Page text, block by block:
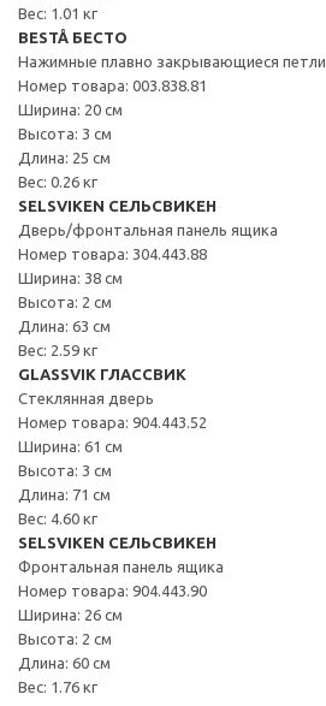
Вес: 1.01 кг
BESTÅ БЕСТО
Нажимные плавно закрывающиеся петли
Номер товара: 003.838.81
Ширина: 20 см
Высота: 3 см
Длина: 25 см
Вес: 0.26 кг
SELSVIKEN СЕЛЬСВИКЕН
Дверь/фронтальная панель ящика
Номер товара: 304.443.88
Ширина: 38 см
Высота: 2 см
Длина: 63 см
Вес: 2.59 кг
GLASSVIK ГЛАССВИК
Стеклянная дверь
Номер товара: 904.443.52
Ширина: 61 см
Высота: 3 см
Длина: 71 см
Вес: 4.60 кг
SELSVIKEN СЕЛЬСВИКЕН
Фронтальная панель ящика
Номер товара: 904.443.90
Ширина: 26 см
Высота: 2 см
Длина: 60 см
Вес: 1.76 кг